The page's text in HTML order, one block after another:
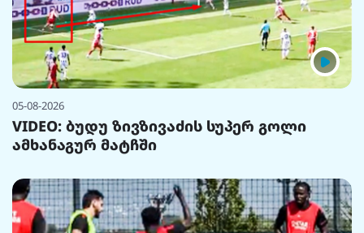
05-08-2026
VIDEO: ბუდუ ზივზივაძის სუპერ გოლი
ამხანაგურ მატჩში